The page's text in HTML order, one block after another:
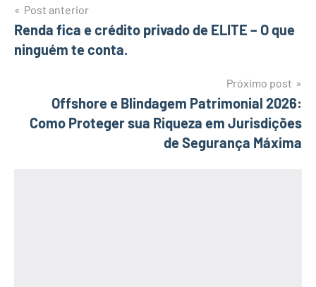
Navegação
de
Post anterior
Renda fica e crédito privado de ELITE – O que
ninguém te conta.
Próximo post
Offshore e Blindagem Patrimonial 2026:
Como Proteger sua Riqueza em Jurisdições
de Segurança Máxima